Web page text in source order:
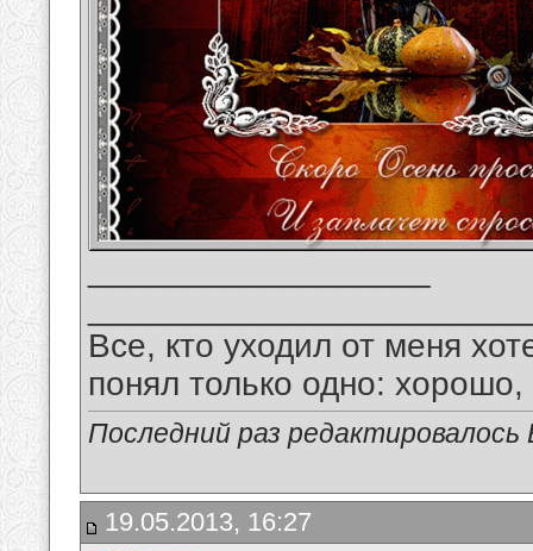
Все, кто уходил от меня
понял только одно:
Последний раз
19.05.2013, 16:27